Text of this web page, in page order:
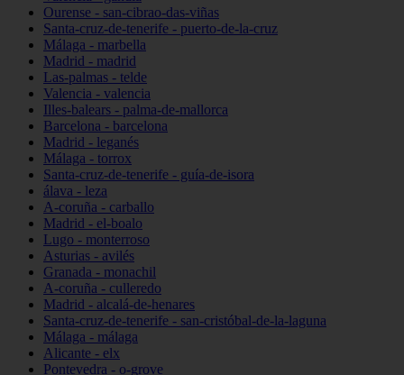
Ourense - san-cibrao-das-viñas
Santa-cruz-de-tenerife - puerto-de-la-cruz
Málaga - marbella
Madrid - madrid
Las-palmas - telde
Valencia - valencia
Illes-balears - palma-de-mallorca
Barcelona - barcelona
Madrid - leganés
Málaga - torrox
Santa-cruz-de-tenerife - guía-de-isora
álava - leza
A-coruña - carballo
Madrid - el-boalo
Lugo - monterroso
Asturias - avilés
Granada - monachil
A-coruña - culleredo
Madrid - alcalá-de-henares
Santa-cruz-de-tenerife - san-cristóbal-de-la-laguna
Málaga - málaga
Alicante - elx
Pontevedra - o-grove